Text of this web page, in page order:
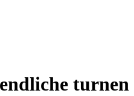
turnen